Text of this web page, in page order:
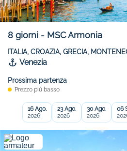
8 giorni - MSC Armonia
ITALIA, CROAZIA, GRECIA,
Venezia
Prossima partenza
Prezzo più basso
16 Ago.
2026
23 Ago.
2026
30 Ago.
2026
06